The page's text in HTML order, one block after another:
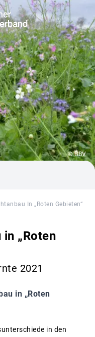
© BBV
In „Roten Gebieten“
„Roten
2021
in „Roten
in den